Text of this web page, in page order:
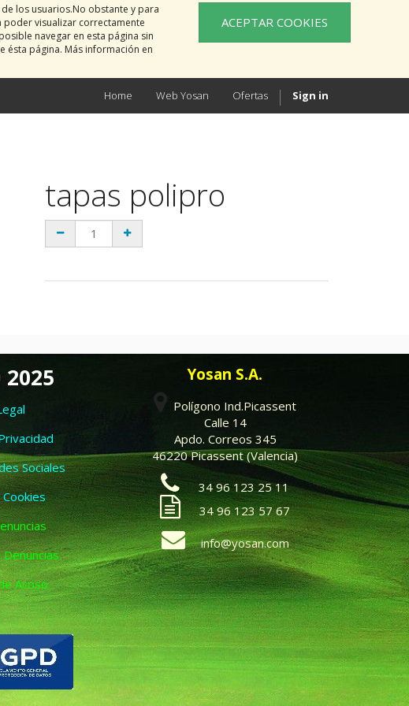
los usuarios.No obstante y para
visualizar correctamente
navegar en esta página sin
ésta página. Más información en
ACEPTAR COOKIES
Home Web Yosan Ofertas Sign in
tapas polipro
2025
Sociales
Acoso
Yosan S.A.
Polígono Ind.Picassent
Calle 14
Apdo. Correos 345
46220 Picassent (Valencia)
34 96 123 25 11
34 96 123 57 67
info@yosan.com